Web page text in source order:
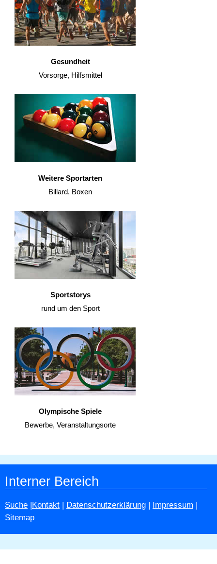
Gesundheit
Vorsorge, Hilfsmittel
Weitere Sportarten
Billard, Boxen
Sportstorys
rund um den Sport
Olympische Spiele
Bewerbe, Veranstaltungsorte
Interner Bereich
Suche |Kontakt | Datenschutzerklärung | Impressum |
Sitemap